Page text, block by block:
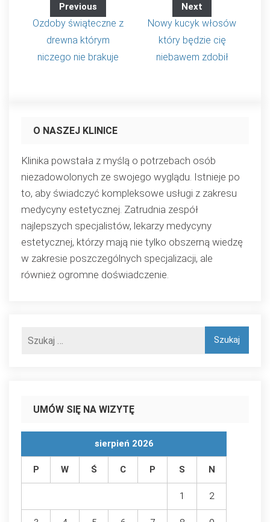
Previous
Ozdoby świąteczne z
drewna którym
niczego nie brakuje
Next
Nowy kucyk włosów
który będzie cię
niebawem zdobił
O NASZEJ KLINICE
Klinika powstała z myślą o potrzebach osób
niezadowolonych ze swojego wyglądu. Istnieje po
to, aby świadczyć kompleksowe usługi z zakresu
medycyny estetycznej. Zatrudnia zespół
najlepszych specjalistów, lekarzy medycyny
estetycznej, którzy mają nie tylko obszerną wiedzę
w zakresie poszczególnych specjalizacji, ale
również ogromne doświadczenie.
UMÓW SIĘ NA WIZYTĘ
sierpień 2026
P W Ś C P S N
1 2